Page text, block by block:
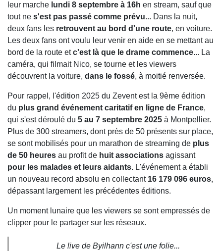
leur marche lundi 8 septembre à 16h en stream, sauf que
tout ne s'est pas passé comme prévu... Dans la nuit,
deux fans les retrouvent au bord d'une route, en voiture.
Les deux fans ont voulu leur venir en aide en se mettant au
bord de la route etc'est là que le drame commence... La
caméra, qui filmait Nico, se tourne et les viewers
découvrent la voiture, dans le fossé, à moitié renversée.
Pour rappel, l'édition 2025 du Zevent est la 9ème édition
du plus grand événement caritatif en ligne de France,
qui s'est déroulé du 5 au 7 septembre 2025 à Montpellier.
Plus de 300 streamers, dont près de 50 présents sur place,
se sont mobilisés pour un marathon de streaming de plus
de 50 heures au profit de huit associations agissant
pour les malades et leurs aidants. L'événement a établi
un nouveau record absolu en collectant 16 179 096 euros,
dépassant largement les précédentes éditions.
Un moment lunaire que les viewers se sont empressés de
clipper pour le partager sur les réseaux.
Le live de Byilhann c'est une folie...